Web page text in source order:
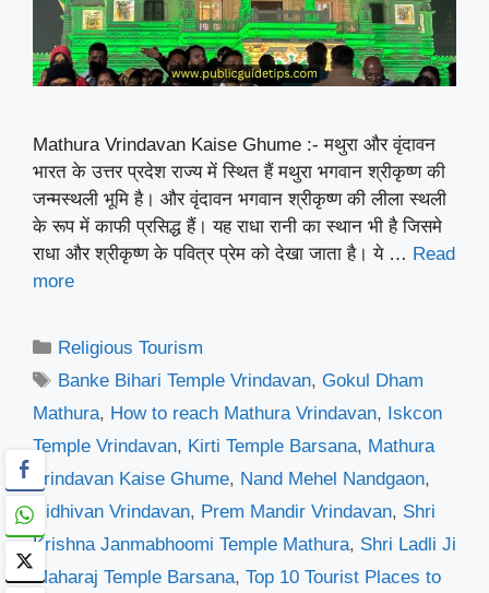
Mathura Vrindavan Kaise Ghume :- मथुरा और वृंदावन
भारत के उत्तर प्रदेश राज्य में स्थित हैं मथुरा भगवान श्रीकृष्ण की
जन्मस्थली भूमि है। और वृंदावन भगवान श्रीकृष्ण की लीला स्थली
के रूप में काफी प्रसिद्ध हैं। यह राधा रानी का स्थान भी है जिसमे
राधा और श्रीकृष्ण के पवित्र प्रेम को देखा जाता है। ये … Read
more
Categories
Religious Tourism
Tags
Banke Bihari Temple Vrindavan,Gokul Dham
Mathura, How to reach Mathura Vrindavan, Iskcon
Temple Vrindavan, Kirti Temple Barsana, Mathura
Vrindavan Kaise Ghume, Nand Mehel Nandgaon,
Nidhivan Vrindavan, Prem Mandir Vrindavan, Shri
Krishna Janmabhoomi Temple Mathura, Shri Ladli Ji
Maharaj Temple Barsana, Top 10 Tourist Places to